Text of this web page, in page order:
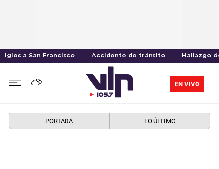
Iglesia San Francisco Accidente de tránsito Hallazgo
EN VIVO
PORTADA LO ÚLTIMO